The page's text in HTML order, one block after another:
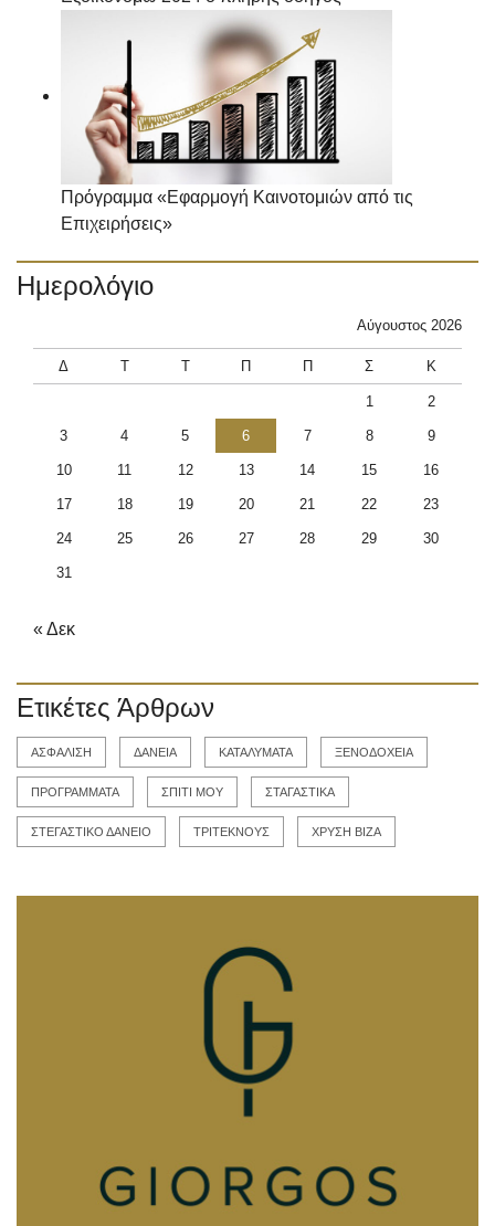
Πρόγραμμα «Εφαρμογή Καινοτομιών από τις
Επιχειρήσεις»
Ημερολόγιο
Αύγουστος 2026
Δ Τ Τ Π Π Σ Κ
1 2
3 4 5 6 7 8 9
10 11 12 13 14 15 16
17 18 19 20 21 22 23
24 25 26 27 28 29 30
31
« Δεκ
Ετικέτες Άρθρων
ΑΣΦΑΛΙΣΗ ΔΑΝΕΙΑ ΚΑΤΑΛΥΜΑΤΑ ΞΕΝΟΔΟΧΕΙΑ
ΠΡΟΓΡΑΜΜΑΤΑ ΣΠΙΤΙ ΜΟΥ ΣΤΑΓΑΣΤΙΚΑ
ΣΤΕΓΑΣΤΙΚΟ ΔΑΝΕΙΟ ΤΡΙΤΕΚΝΟΥΣ ΧΡΥΣΗ ΒΙΖΑ